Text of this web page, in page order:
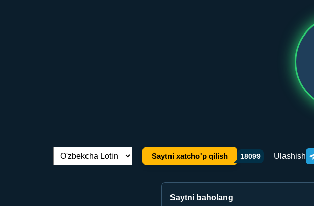
Tilni almashtirish: Saytni xatcho'p qilish 18099 Ulashish
Saytni baholang